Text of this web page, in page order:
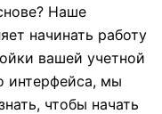
Наше
начинать работу
вашей учетной
интерфейса, мы
чтобы начать